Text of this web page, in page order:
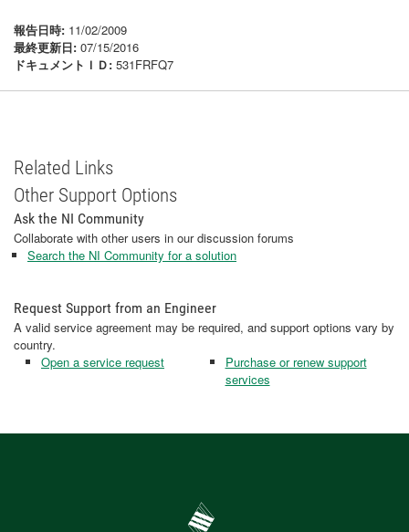
報告日時: 11/02/2009
最終更新日: 07/15/2016
ドキュメントＩＤ: 531FRFQ7
Related Links
Other Support Options
Ask the NI Community
Collaborate with other users in our discussion forums
Search the NI Community for a solution
Request Support from an Engineer
A valid service agreement may be required, and support options vary by
country.
Open a service request
Purchase or renew support
services